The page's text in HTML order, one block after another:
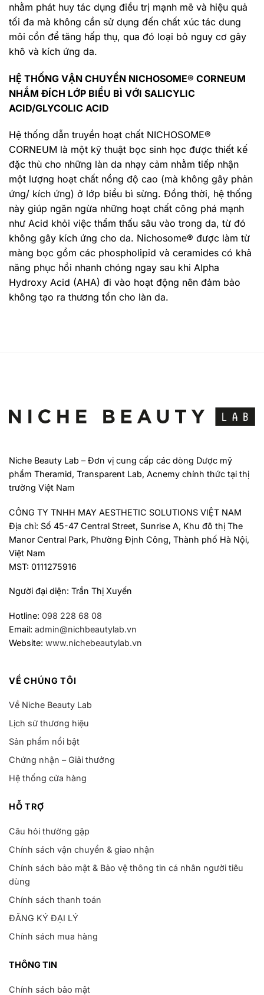
nhằm phát huy tác dụng điều trị mạnh mẽ và hiệu quả
tối đa mà không cần sử dụng đến chất xúc tác dung
môi cồn để tăng hấp thụ, qua đó loại bỏ nguy cơ gây
khô và kích ứng da.
HỆ THỐNG VẬN CHUYỂN NICHOSOME® CORNEUM
NHẮM ĐÍCH LỚP BIỂU BÌ VỚI SALICYLIC
ACID/GLYCOLIC ACID
Hệ thống dẫn truyền hoạt chất NICHOSOME®
CORNEUM là một kỹ thuật bọc sinh học được thiết kế
đặc thù cho những làn da nhạy cảm nhằm tiếp nhận
một lượng hoạt chất nồng độ cao (mà không gây phản
ứng/ kích ứng) ở lớp biểu bì sừng. Đồng thời, hệ thống
này giúp ngăn ngừa những hoạt chất công phá mạnh
như Acid khỏi việc thẩm thấu sâu vào trong da, từ đó
không gây kích ứng cho da. Nichosome® được làm từ
màng bọc gồm các phospholipid và ceramides có khả
năng phục hồi nhanh chóng ngay sau khi Alpha
Hydroxy Acid (AHA) đi vào hoạt động nên đảm bảo
không tạo ra thương tổn cho làn da.
Niche Beauty Lab – Đơn vị cung cấp các dòng Dược mỹ
phẩm Theramid, Transparent Lab, Acnemy chính thức tại thị
trường Việt Nam
CÔNG TY TNHH MAY AESTHETIC SOLUTIONS VIỆT NAM
Địa chỉ: Số 45-47 Central Street, Sunrise A, Khu đô thị The
Manor Central Park, Phường Định Công, Thành phố Hà Nội,
Việt Nam
MST: 0111275916
Người đại diện: Trần Thị Xuyến
Hotline: 098 228 68 08
Email: admin@nichbeautylab.vn
Website: www.nichebeautylab.vn
VỀ CHÚNG TÔI
Về Niche Beauty Lab
Lịch sử thương hiệu
Sản phẩm nổi bật
Chứng nhận – Giải thưởng
Hệ thống cửa hàng
HỖ TRỢ
Câu hỏi thường gặp
Chính sách vận chuyển & giao nhận
Chính sách bảo mật & Bảo vệ thông tin cá nhân người tiêu
dùng
Chính sách thanh toán
ĐĂNG KÝ ĐẠI LÝ
Chính sách mua hàng
THÔNG TIN
Chính sách bảo mật